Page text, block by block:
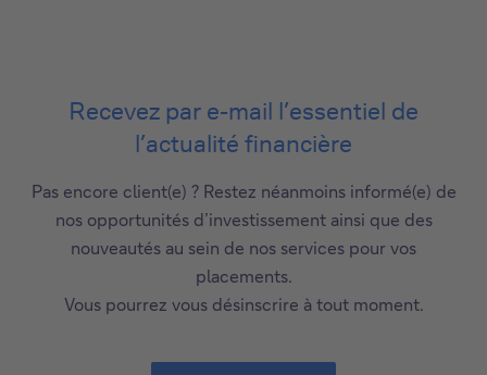
Recevez par e-mail l’essentiel de
l’actualité financière
Pas encore client(e) ? Restez néanmoins informé(e) de
nos opportunités d’investissement ainsi que des
nouveautés au sein de nos services pour vos
placements.
Vous pourrez vous désinscrire à tout moment.